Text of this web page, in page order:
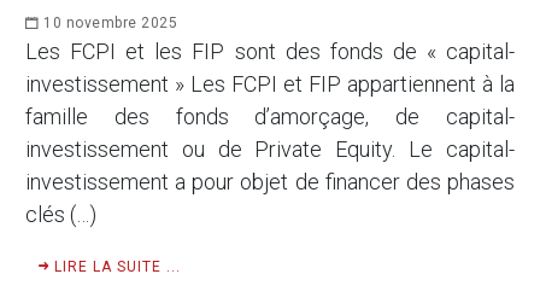
10 novembre 2025
Les FCPI et les FIP sont des fonds de « capital-
investissement » Les FCPI et FIP appartiennent à la
famille des fonds d’amorçage, de capital-
investissement ou de Private Equity. Le capital-
investissement a pour objet de financer des phases
clés (…)
LIRE LA SUITE ...